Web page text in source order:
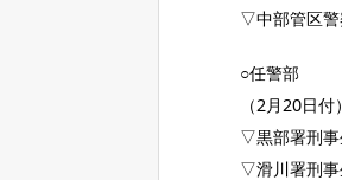
▽中部管区警
○任警部
（2月20日付）
▽黒部署刑事
▽滑川署刑事